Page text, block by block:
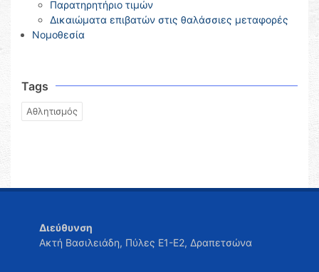
Παρατηρητήριο τιμών
Δικαιώματα επιβατών στις θαλάσσιες μεταφορές
Νομοθεσία
Tags
Αθλητισμός
Διεύθυνση
Ακτή Βασιλειάδη, Πύλες Ε1-Ε2, Δραπετσώνα